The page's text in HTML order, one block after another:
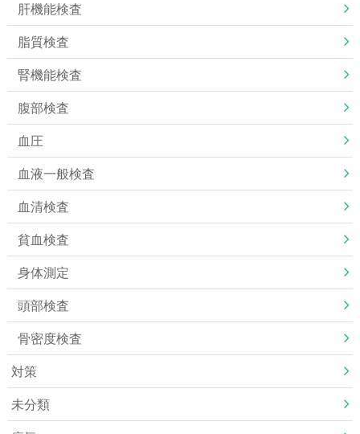
肝機能検査
脂質検査
腎機能検査
腹部検査
血圧
血液一般検査
血清検査
貧血検査
身体測定
頭部検査
骨密度検査
対策
未分類